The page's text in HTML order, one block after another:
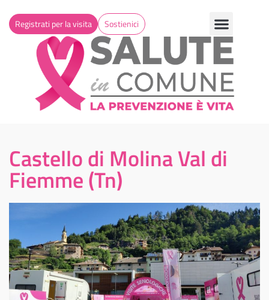
Registrati per la visita Sostienici
Castello di Molina Val di
Fiemme (Tn)